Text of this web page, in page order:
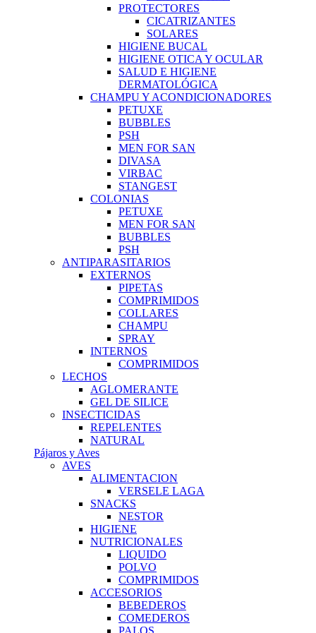
PROTECTORES
CICATRIZANTES
SOLARES
HIGIENE BUCAL
HIGIENE OTICA Y OCULAR
SALUD E HIGIENE
DERMATOLÓGICA
CHAMPU Y ACONDICIONADORES
PETUXE
BUBBLES
PSH
MEN FOR SAN
DIVASA
VIRBAC
STANGEST
COLONIAS
PETUXE
MEN FOR SAN
BUBBLES
PSH
ANTIPARASITARIOS
EXTERNOS
PIPETAS
COMPRIMIDOS
COLLARES
CHAMPU
SPRAY
INTERNOS
COMPRIMIDOS
LECHOS
AGLOMERANTE
GEL DE SILICE
INSECTICIDAS
REPELENTES
NATURAL
Pájaros y Aves
AVES
ALIMENTACION
VERSELE LAGA
SNACKS
NESTOR
HIGIENE
NUTRICIONALES
LIQUIDO
POLVO
COMPRIMIDOS
ACCESORIOS
BEBEDEROS
COMEDEROS
PALOS